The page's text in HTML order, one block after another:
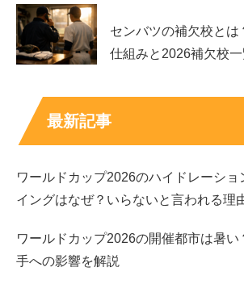
髙橋藍さんを含め家族全員とても仲良
がえますね！
センバツの補欠校と
仕組みと2026補欠校一
最新記事
ワールドカップ2026のハイドレーショ
イングはなぜ？いらないと言われる理
ワールドカップ2026の開催都市は暑い
手への影響を解説